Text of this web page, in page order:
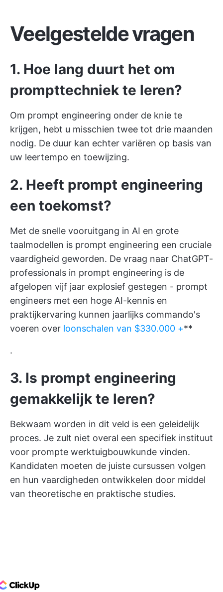
Veelgestelde vragen
1. Hoe lang duurt het om
prompttechniek te leren?
Om prompt engineering onder de knie te
krijgen, hebt u misschien twee tot drie maanden
nodig. De duur kan echter variëren op basis van
uw leertempo en toewijzing.
2. Heeft prompt engineering
een toekomst?
Met de snelle vooruitgang in AI en grote
taalmodellen is prompt engineering een cruciale
vaardigheid geworden. De vraag naar ChatGPT-
professionals in prompt engineering is de
afgelopen vijf jaar explosief gestegen - prompt
engineers met een hoge AI-kennis en
praktijkervaring kunnen jaarlijks commando's
voeren over loonschalen van $330.000 +**
.
3. Is prompt engineering
gemakkelijk te leren?
Bekwaam worden in dit veld is een geleidelijk
proces. Je zult niet overal een specifiek instituut
voor prompte werktuigbouwkunde vinden.
Kandidaten moeten de juiste cursussen volgen
en hun vaardigheden ontwikkelen door middel
van theoretische en praktische studies.
Logo